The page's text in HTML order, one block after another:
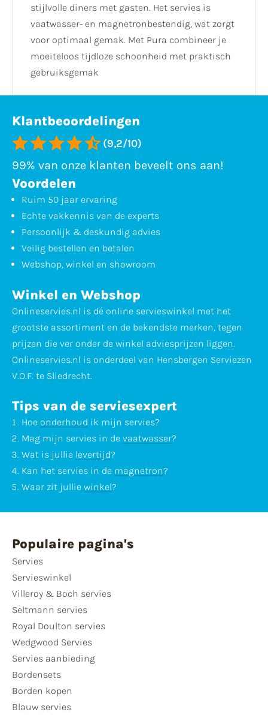
stijlvolle diners met gasten. Het servies is
vaatwasser- en magnetronbestendig, wat zorgt
voor optimaal gemak. Met Pura combineer je
moeiteloos tijdloze schoonheid met praktisch
gebruiksgemak
Klantbeoordelingen
(9,2/10)
99% van onze klanten beveelt ons aan!
Voordelen
Ruim 50 jaar ervaring
Echte vakkennis van de experts
Persoonlijk & deskundig advies
Veilig bestellen en betalen
Webshop, winkel en showroom
Winkel en Webshop
Onlineservies.nl is dé online servieswinkel met het
grootste assortiment en de bekendste merken, tegen
prijzen die ver onder de winkel adviesprijzen liggen.
Onlineservies.nl is onderdeel van Hensbergen Serviezen
V.O.F. te Sliedrecht.
Tips van de serviesexpert
Hoe onderhoud ik mijn servies?
Mag mijn servies in de vaatwasser?
Wat is jullie levertijd?
Kan het servies in de magnetron?
Waar zit jullie winkel?
Populaire pagina's
Servies
Servieswinkel
Villeroy & Boch servies
Seltmann servies
Royal Doulton servies
Wedgwood Servies
Servies aanbieding
Bordensets
Borden kopen
Blauw servies